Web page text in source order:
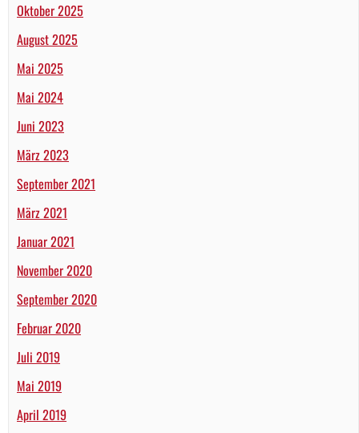
Oktober 2025
August 2025
Mai 2025
Mai 2024
Juni 2023
März 2023
September 2021
März 2021
Januar 2021
November 2020
September 2020
Februar 2020
Juli 2019
Mai 2019
April 2019